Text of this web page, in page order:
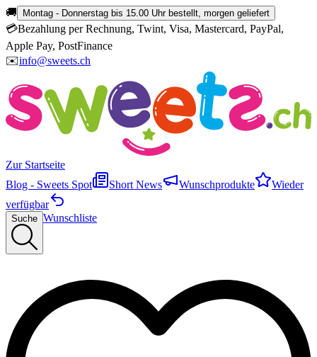
🚚 Montag - Donnerstag bis 15.00 Uhr bestellt, morgen geliefert
💳Bezahlung per Rechnung, Twint, Visa, Mastercard, PayPal,
Apple Pay, PostFinance
✉️info@sweets.ch
Zur Startseite
Blog - Sweets Spot
Short News Wunschprodukte
Wieder
verfügbar
Suche Wunschliste